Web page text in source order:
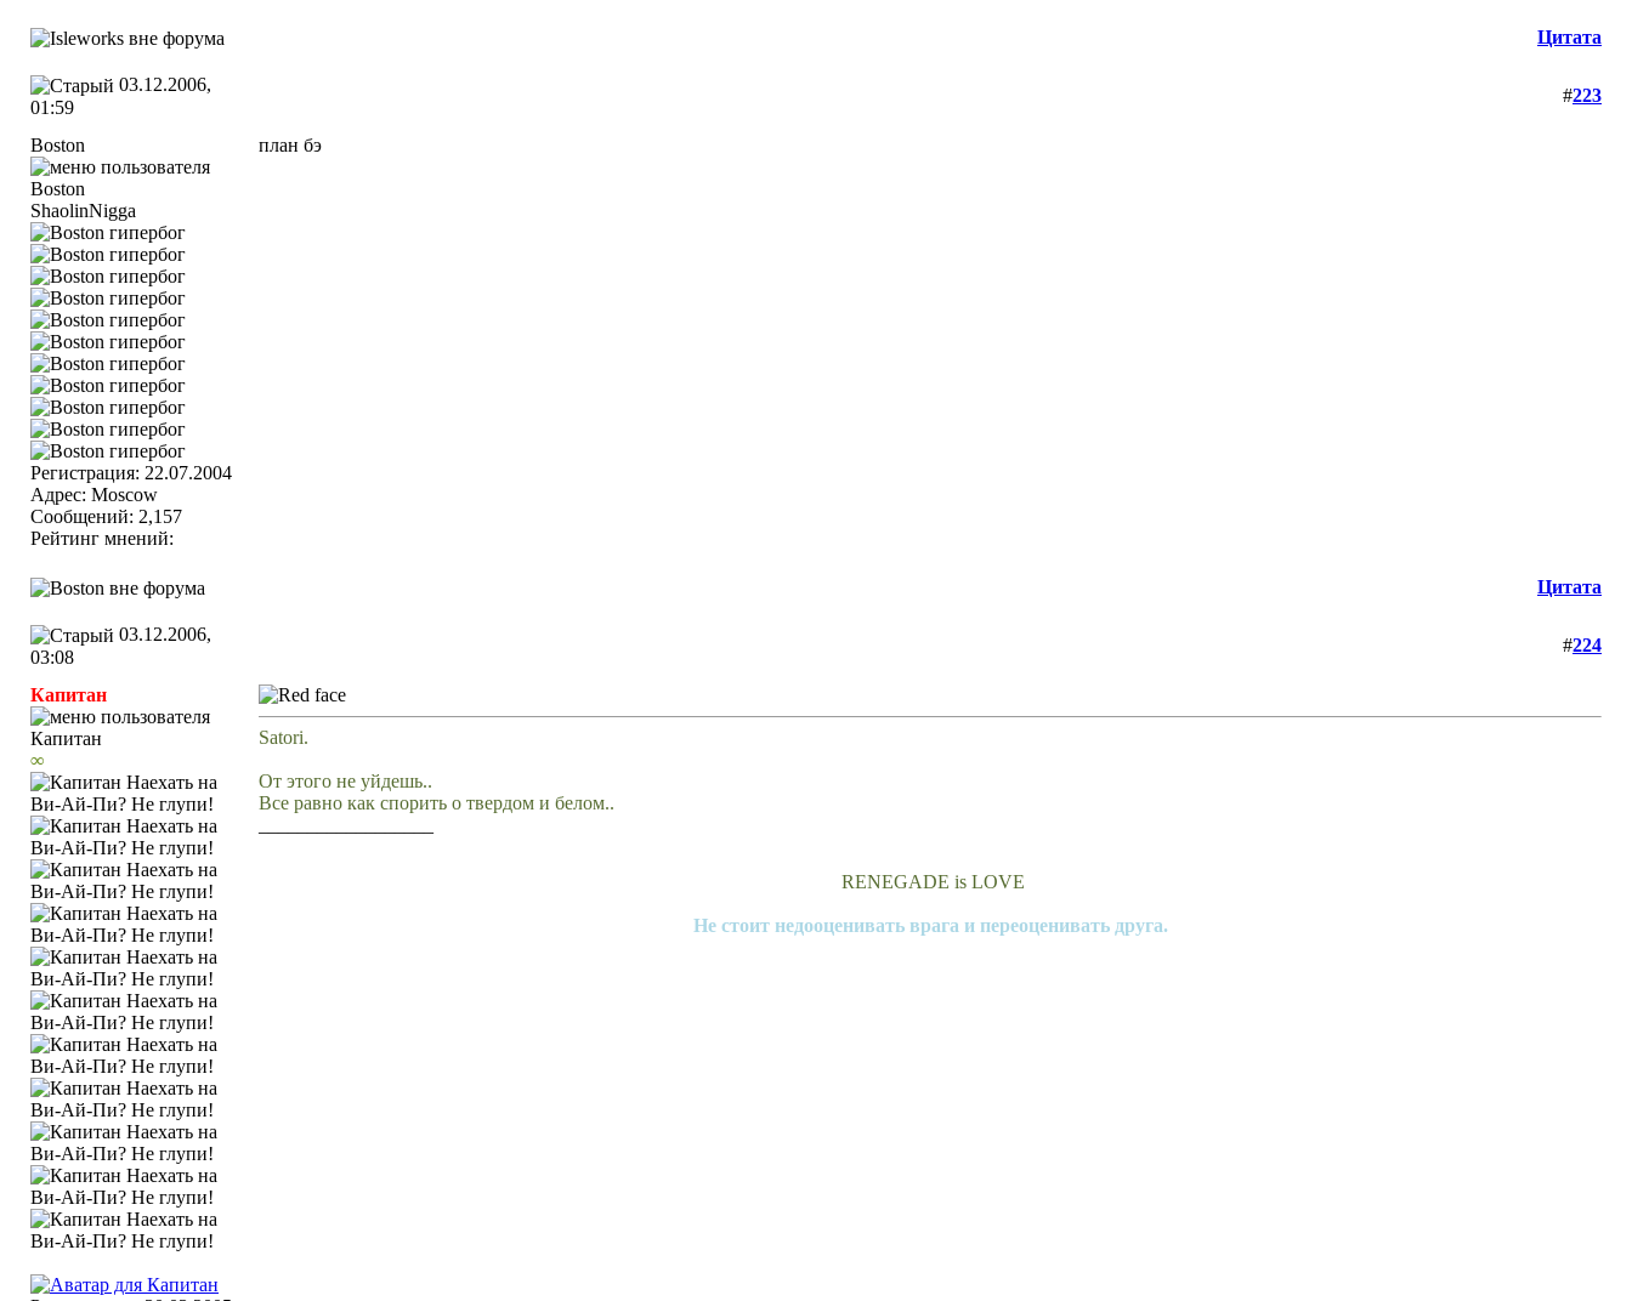
Цитата
03.12.2006,
01:59
#223
Boston
ShaolinNigga
Регистрация: 22.07.2004
Адрес: Moscow
Сообщений: 2,157
Рейтинг мнений:
план бэ
Цитата
03.12.2006,
03:08
#224
Капитан
∞
Satori.
От этого не уйдешь..
Все равно как спорить о твердом и белом..
RENEGADE is LOVE
Не стоит недооценивать врага и переоценивать друга.